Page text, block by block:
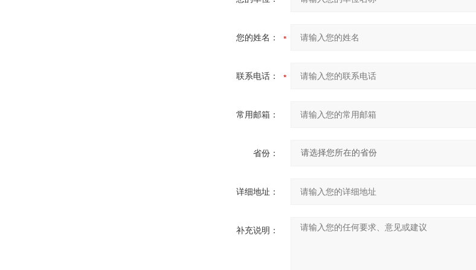
您的姓名：
联系电话：
常用邮箱：
省份：
详细地址：
补充说明：